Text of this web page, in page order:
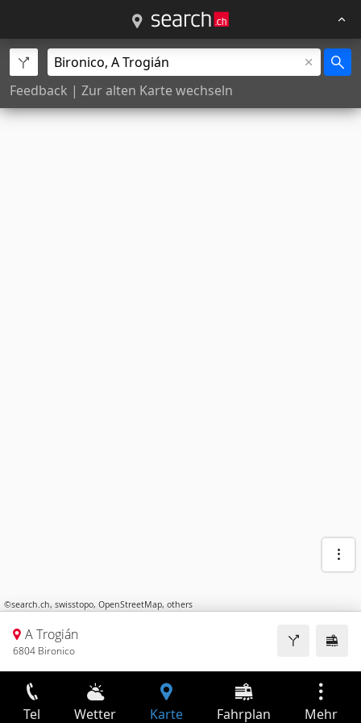
Feedback | Zur alten Karte wechseln
©search.ch, swisstopo, OpenStreetMap, others
A Trogián
6804 Bironico
Tel Wetter Karte Fahrplan Mehr